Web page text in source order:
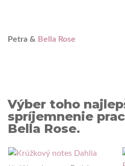
Petra & Bella Rose
Výber toho
spríjemnenie
Bella Rose.